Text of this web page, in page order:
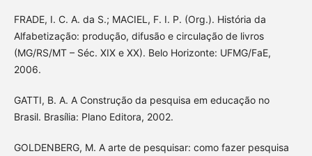
FRADE, I. C. A. da S.; MACIEL, F. I. P. (Org.). História da
Alfabetização: produção, difusão e circulação de livros
(MG/RS/MT – Séc. XIX e XX). Belo Horizonte: UFMG/FaE,
2006.
GATTI, B. A. A Construção da pesquisa em educação no
Brasil. Brasília: Plano Editora, 2002.
GOLDENBERG, M. A arte de pesquisar: como fazer pesquisa